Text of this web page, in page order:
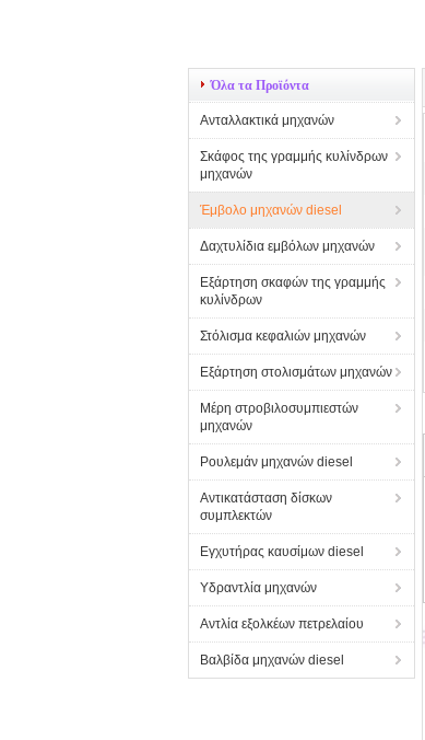
Όλα τα Προϊόντα
Ανταλλακτικά μηχανών
Σκάφος της γραμμής κυλίνδρων
μηχανών
Έμβολο μηχανών diesel
Δαχτυλίδια εμβόλων μηχανών
Εξάρτηση σκαφών της γραμμής
κυλίνδρων
Στόλισμα κεφαλιών μηχανών
Εξάρτηση στολισμάτων μηχανών
Μέρη στροβιλοσυμπιεστών
μηχανών
Ρουλεμάν μηχανών diesel
Αντικατάσταση δίσκων
συμπλεκτών
Εγχυτήρας καυσίμων diesel
Υδραντλία μηχανών
Αντλία εξολκέων πετρελαίου
Βαλβίδα μηχανών diesel